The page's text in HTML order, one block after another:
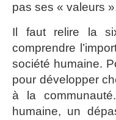
pas ses « valeurs
Il faut relire la
comprendre
société humaine.
pour développer
à la
humaine, un